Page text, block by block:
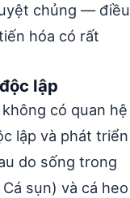
chủng — điều
hóa có rất
lập
có quan hệ
lập và phát triển
do sống trong
sụn) và cá heo